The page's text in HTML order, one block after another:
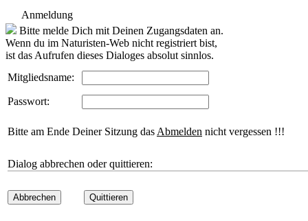
Anmeldung
Bitte melde Dich mit Deinen Zugangsdaten an.
Wenn du im Naturisten-Web nicht registriert bist,
ist das Aufrufen dieses Dialoges absolut sinnlos.
Mitgliedsname:
Passwort:
Bitte am Ende Deiner Sitzung das Abmelden nicht vergessen !!!
Dialog abbrechen oder quittieren:
Abbrechen Quittieren